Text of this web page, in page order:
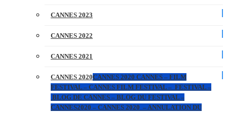
CANNES 2023
CANNES 2022
CANNES 2021
CANNES 2020CANNES 2020 CANNES – FILM
FESTIVAL – CANNES FILM FESTIVAL – FESTIVAL –
BLOG DE CANNES – BLOG DU FESTIVAL –
CANNES2020 – CANNES 2020 – ANNULATION DU